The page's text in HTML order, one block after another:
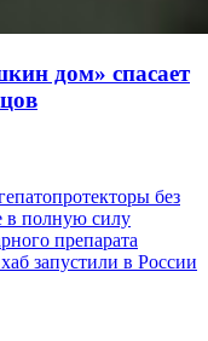
дом» спасает
без
в полную силу
препарата
запустили в России